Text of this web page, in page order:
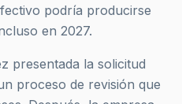
podría producirse
en 2027.
presentada la solicitud
proceso de revisión que